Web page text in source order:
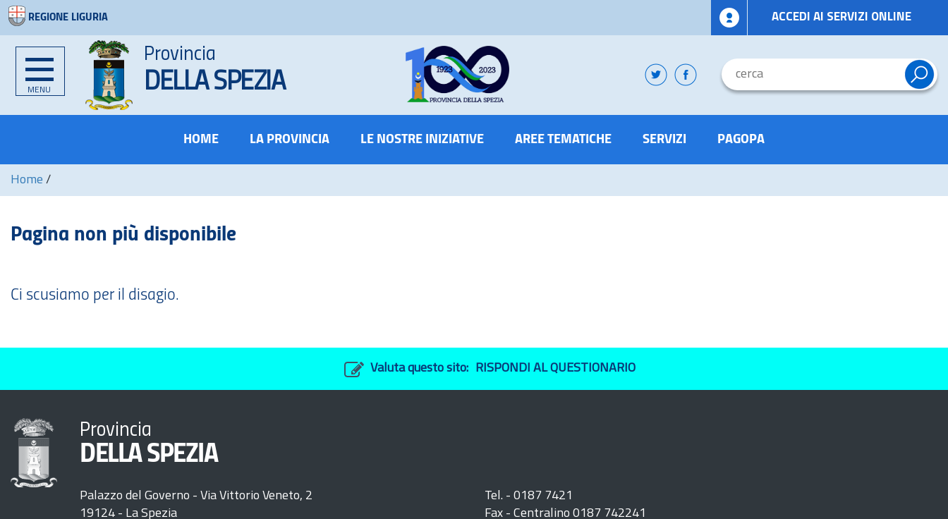
REGIONE LIGURIA ACCEDI AI SERVIZI ONLINE
MENU
Provincia
DELLA SPEZIA
HOME LA PROVINCIA LE NOSTRE INIZIATIVE AREE TEMATICHE SERVIZI PAGOPA
Home /
Pagina non più disponibile
Ci scusiamo per il disagio.
Valuta questo sito: RISPONDI AL QUESTIONARIO
Provincia
DELLA SPEZIA
Palazzo del Governo - Via Vittorio Veneto, 2
19124 - La Spezia
Tel. - 0187 7421
Fax - Centralino 0187 742241